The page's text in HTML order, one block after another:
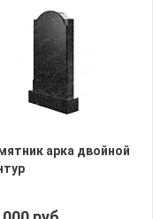
арка двойной